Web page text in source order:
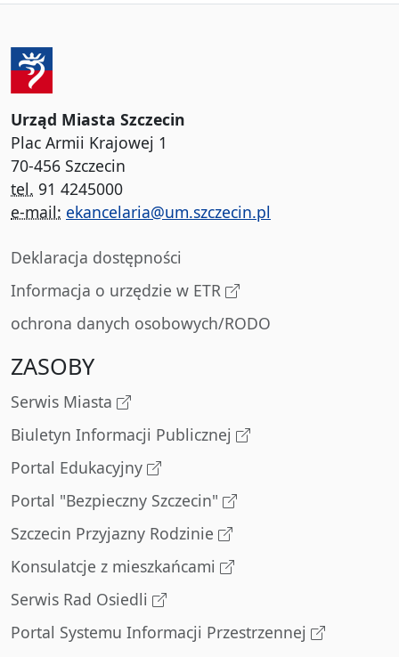
Urząd Miasta Szczecin
Plac Armii Krajowej 1
70-456 Szczecin
tel. 91 4245000
e-mail: ekancelaria@um.szczecin.pl
Deklaracja dostępności
Informacja o urzędzie w ETR
ochrona danych osobowych/RODO
ZASOBY
Serwis Miasta
Biuletyn Informacji Publicznej
Portal Edukacyjny
Portal "Bezpieczny Szczecin"
Szczecin Przyjazny Rodzinie
Konsulatcje z mieszkańcami
Serwis Rad Osiedli
Portal Systemu Informacji Przestrzennej